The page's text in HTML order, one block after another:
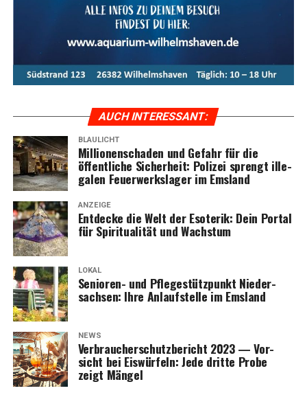
AUCH INTER­ES­SANT:
BLAULICHT
Mil­lio­nen­scha­den und Gefahr für die
öffent­li­che Sicher­heit: Poli­zei sprengt ille­
ga­len Feu­er­werks­la­ger im Emsland
ANZEIGE
Ent­de­cke die Welt der Eso­te­rik: Dein Por­tal
für Spi­ri­tua­li­tät und Wachstum
LOKAL
Senio­ren- und Pfle­ge­stütz­punkt Nie­der­
sach­sen: Ihre Anlauf­stel­le im Emsland
NEWS
Ver­brau­cher­schutz­be­richt 2023 — Vor­
sicht bei Eis­wür­feln: Jede drit­te Pro­be
zeigt Mängel